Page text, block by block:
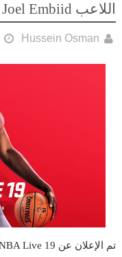
اللاعب Joel Embiid نجم غلاف NBA Live 19
Hussein Osman